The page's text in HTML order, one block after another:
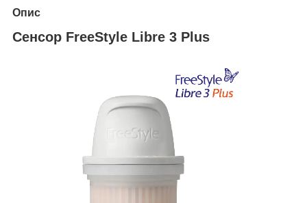
Опис
Сенсор FreeStyle Libre 3 Plus